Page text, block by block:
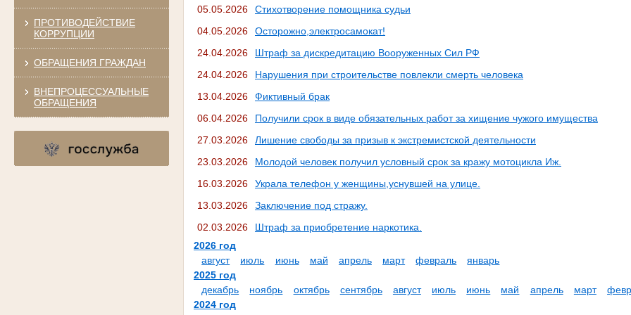
ПРОТИВОДЕЙСТВИЕ
КОРРУПЦИИ
ОБРАЩЕНИЯ ГРАЖДАН
ВНЕПРОЦЕССУАЛЬНЫЕ
ОБРАЩЕНИЯ
05.05.2026
Стихотворение помощника судьи
04.05.2026
Осторожно,электросамокат!
24.04.2026
Штраф за дискредитацию Вооруженных Сил РФ
24.04.2026
Нарушения при строительстве повлекли смерть человека
13.04.2026
Фиктивный брак
06.04.2026
Получили срок в виде обязательных работ за хищение чужого имущества
27.03.2026
Лишение свободы за призыв к экстремистской деятельности
23.03.2026
Молодой человек получил условный срок за кражу мотоцикла Иж.
16.03.2026
Украла телефон у женщины,уснувшей на улице.
13.03.2026
Заключение под стражу.
02.03.2026
Штраф за приобретение наркотика.
2026 год
август
июль июнь май апрель март февраль
январь
2025 год
декабрь
ноябрь октябрь сентябрь август июль июнь май апрель март
2024 год